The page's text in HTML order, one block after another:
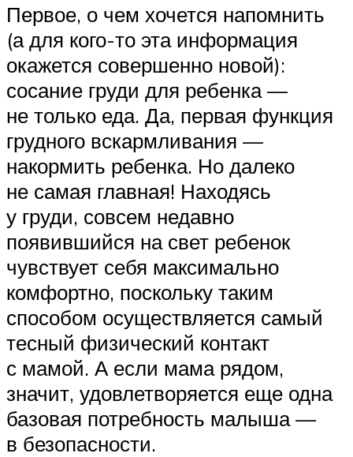
Первое, о чем хочется напомнить
(а для кого-то эта информация
окажется совершенно новой):
сосание груди для ребенка —
не только еда. Да, первая функция
грудного вскармливания —
накормить ребенка. Но далеко
не самая главная! Находясь
у груди, совсем недавно
появившийся на свет ребенок
чувствует себя максимально
комфортно, поскольку таким
способом осуществляется самый
тесный физический контакт
с мамой. А если мама рядом,
значит, удовлетворяется еще одна
базовая потребность малыша —
в безопасности.